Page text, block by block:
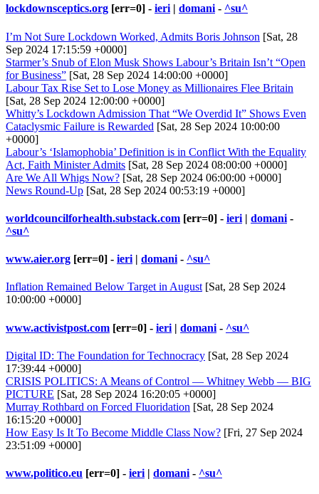
lockdownsceptics.org [err=0] - ieri | domani - ^su^
I’m Not Sure Lockdown Worked, Admits Boris Johnson [Sat, 28
Sep 2024 17:15:59 +0000]
Starmer’s Snub of Elon Musk Shows Labour’s Britain Isn’t “Open
for Business” [Sat, 28 Sep 2024 14:00:00 +0000]
Labour Tax Rise Set to Lose Money as Millionaires Flee Britain
[Sat, 28 Sep 2024 12:00:00 +0000]
Whitty’s Lockdown Admission That “We Overdid It” Shows Even
Cataclysmic Failure is Rewarded [Sat, 28 Sep 2024 10:00:00
+0000]
Labour’s ‘Islamophobia’ Definition is in Conflict With the Equality
Act, Faith Minister Admits [Sat, 28 Sep 2024 08:00:00 +0000]
Are We All Whigs Now? [Sat, 28 Sep 2024 06:00:00 +0000]
News Round-Up [Sat, 28 Sep 2024 00:53:19 +0000]
worldcouncilforhealth.substack.com [err=0] - ieri | domani -
^su^
www.aier.org [err=0] - ieri | domani - ^su^
Inflation Remained Below Target in August [Sat, 28 Sep 2024
10:00:00 +0000]
www.activistpost.com [err=0] - ieri | domani - ^su^
Digital ID: The Foundation for Technocracy [Sat, 28 Sep 2024
17:39:44 +0000]
CRISIS POLITICS: A Means of Control — Whitney Webb — BIG
PICTURE [Sat, 28 Sep 2024 16:20:05 +0000]
Murray Rothbard on Forced Fluoridation [Sat, 28 Sep 2024
16:15:20 +0000]
How Easy Is It To Become Middle Class Now? [Fri, 27 Sep 2024
23:51:09 +0000]
www.politico.eu [err=0] - ieri | domani - ^su^